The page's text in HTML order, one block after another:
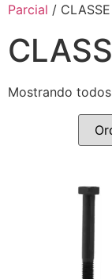
Parcial /
Mostrando